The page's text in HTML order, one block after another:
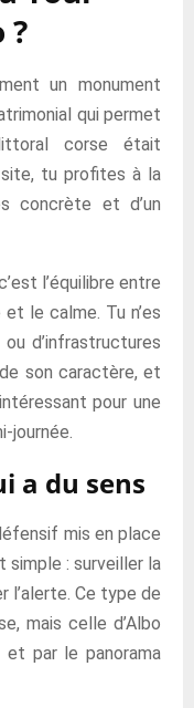
?
un monument
qui permet
corse était
tu profites à la
concrète et d’un
l’équilibre entre
le calme. Tu n’es
d’infrastructures
son caractère, et
pour une
journée.
a du sens
mis en place
: surveiller la
l’alerte. Ce type de
mais celle d’Albo
par le panorama